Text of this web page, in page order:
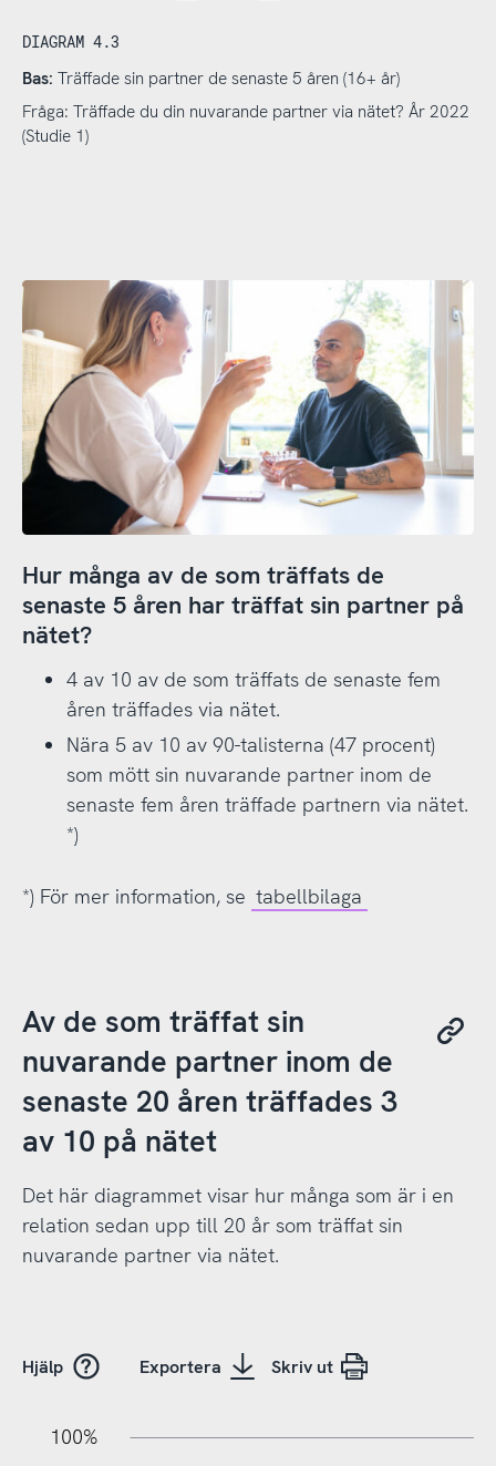
DIAGRAM 4.3
Bas: Träffade sin partner de senaste 5 åren (16+ år)
Fråga: Träffade du din nuvarande partner via nätet? År 2022
(Studie 1)
Hur många av de som träffats de
senaste 5 åren har träffat sin partner på
nätet?
4 av 10 av de som träffats de senaste fem
åren träffades via nätet.
Nära 5 av 10 av 90-talisterna (47 procent)
som mött sin nuvarande partner inom de
senaste fem åren träffade partnern via nätet.
*)
*) För mer information, se tabellbilaga
Av de som träffat sin
nuvarande partner inom de
senaste 20 åren träffades 3
av 10 på nätet
Det här diagrammet visar hur många som är i en
relation sedan upp till 20 år som träffat sin
nuvarande partner via nätet.
Hjälp Exportera Skriv ut
100%